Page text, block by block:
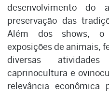
desenvolvimento do
preservação das
Além dos shows, o
exposições de animais,
diversas
caprinocultura e
relevância